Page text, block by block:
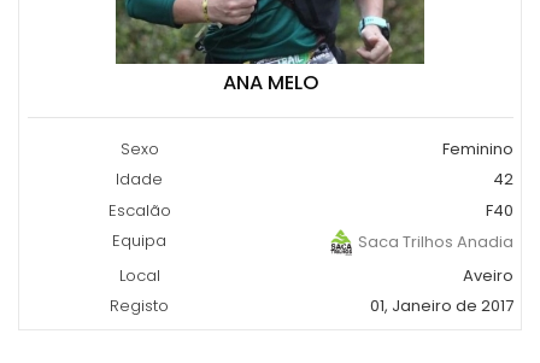
ANA MELO
Sexo
Feminino
Idade
42
Escalão
F40
Equipa
Saca Trilhos Anadia
Local
Aveiro
Registo
01, Janeiro de 2017